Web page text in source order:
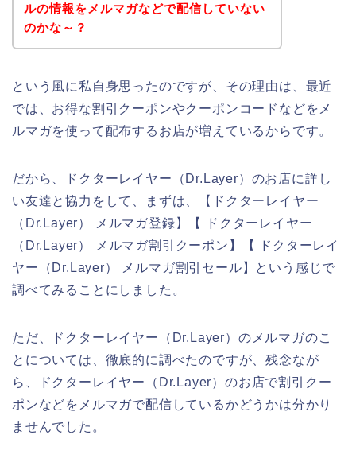
ルの情報をメルマガなどで配信していない
のかな～？
という風に私自身思ったのですが、その理由は、最近
では、お得な割引クーポンやクーポンコードなどをメ
ルマガを使って配布するお店が増えているからです。
だから、ドクターレイヤー（Dr.Layer）のお店に詳し
い友達と協力をして、まずは、【ドクターレイヤー
（Dr.Layer） メルマガ登録】【 ドクターレイヤー
（Dr.Layer） メルマガ割引クーポン】【 ドクターレイ
ヤー（Dr.Layer） メルマガ割引セール】という感じで
調べてみることにしました。
ただ、ドクターレイヤー（Dr.Layer）のメルマガのこ
とについては、徹底的に調べたのですが、残念なが
ら、ドクターレイヤー（Dr.Layer）のお店で割引クー
ポンなどをメルマガで配信しているかどうかは分かり
ませんでした。